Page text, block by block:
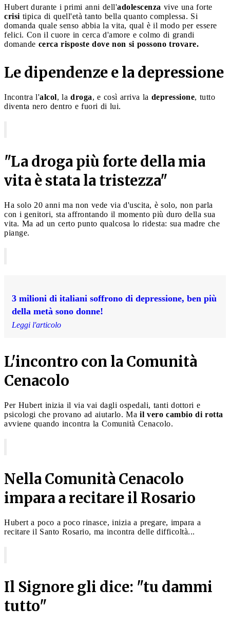
Hubert durante i primi anni dell'adolescenza vive una forte
crisi tipica di quell'età tanto bella quanto complessa. Si
domanda quale senso abbia la vita, qual è il modo per essere
felici. Con il cuore in cerca d'amore e colmo di grandi
domande cerca risposte dove non si possono trovare.
Le dipendenze e la depressione
Incontra l'alcol, la droga, e così arriva la depressione, tutto
diventa nero dentro e fuori di lui.
"La droga più forte della mia
vita è stata la tristezza"
Ha solo 20 anni ma non vede via d'uscita, è solo, non parla
con i genitori, sta affrontando il momento più duro della sua
vita. Ma ad un certo punto qualcosa lo ridesta: sua madre che
piange.
3 milioni di italiani soffrono di depressione, ben più
della metà sono donne!
Leggi l'articolo
L'incontro con la Comunità
Cenacolo
Per Hubert inizia il via vai dagli ospedali, tanti dottori e
psicologi che provano ad aiutarlo. Ma il vero cambio di rotta
avviene quando incontra la Comunità Cenacolo.
Nella Comunità Cenacolo
impara a recitare il Rosario
Hubert a poco a poco rinasce, inizia a pregare, impara a
recitare il Santo Rosario, ma incontra delle difficoltà...
Il Signore gli dice: "tu dammi
tutto"